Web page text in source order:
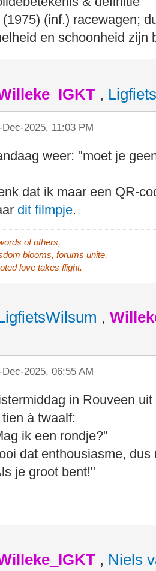
(1975) (inf.) racewagen;
en schoonheid zijn
,
Dec-2025, 11:03 PM
weer: "moet je
dat ik maar een QR-
dit filmpje.
of others,
blooms, forums unite,
love takes flight.
,
Dec-2025, 06:55 AM
in Rouveen
tien à twaalf:
ik een rondje?"
dat enthousiasme, dus
je groot bent!"
, Niels